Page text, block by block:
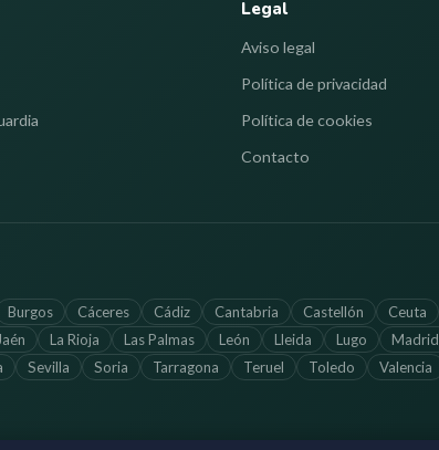
Legal
Aviso legal
Política de privacidad
Política de cookies
Contacto
Burgos Cáceres Cádiz Cantabria Castellón Ceuta
Jaén La Rioja Las Palmas León Lleida Lugo Madrid
Sevilla Soria Tarragona Teruel Toledo Valencia